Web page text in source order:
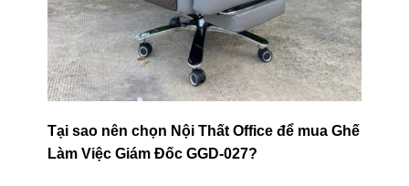
Tại sao nên chọn Nội Thất Office để mua Ghế
Làm Việc Giám Đốc GGD-027?